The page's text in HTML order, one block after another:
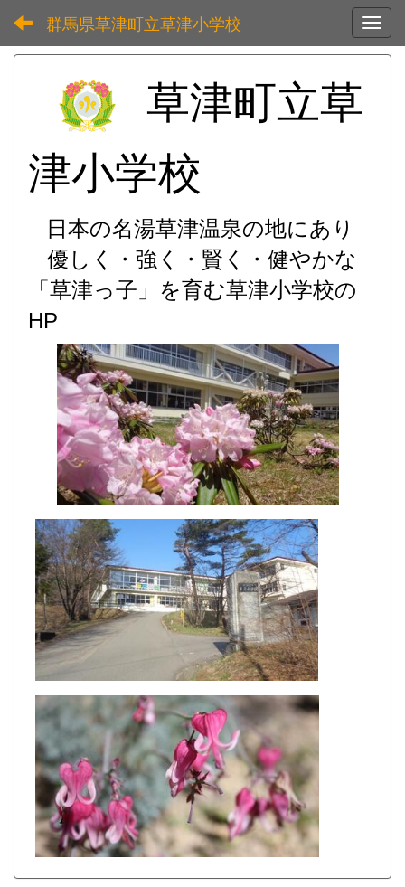
群馬県草津町立草津小学校
草津町立草
津小学校
日本の名湯草津温泉の地にあり
優しく・強く・賢く・健やかな
「草津っ子」を育む草津小学校の
HP